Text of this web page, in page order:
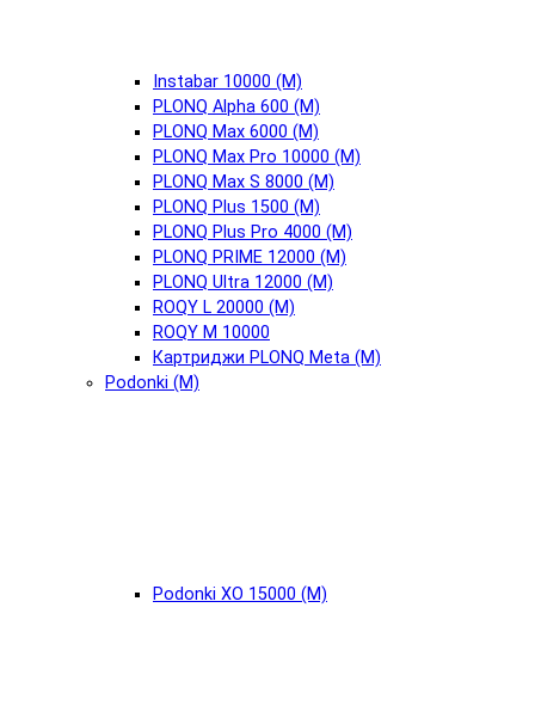
Instabar 10000 (М)
PLONQ Alpha 600 (М)
PLONQ Max 6000 (М)
PLONQ Max Pro 10000 (М)
PLONQ Max S 8000 (М)
PLONQ Plus 1500 (М)
PLONQ Plus Pro 4000 (М)
PLONQ PRIME 12000 (М)
PLONQ Ultra 12000 (М)
ROQY L 20000 (М)
ROQY M 10000
Картриджи PLONQ Meta (М)
Podonki (М)
Podonki XO 15000 (М)